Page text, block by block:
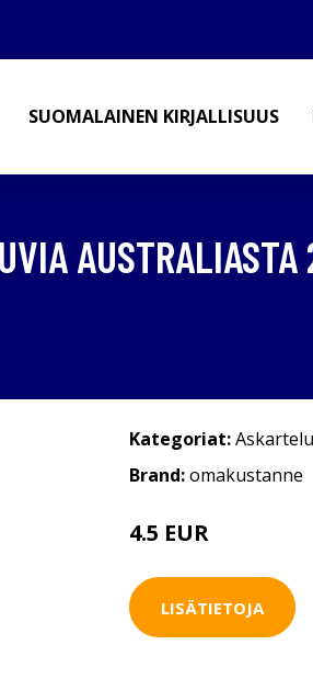
SUOMALAINEN KIRJALLISUUS
AUSTRALIASTA
Kategoriat:
Brand:omakustanne
4.5 EUR
LISÄTIETOJA